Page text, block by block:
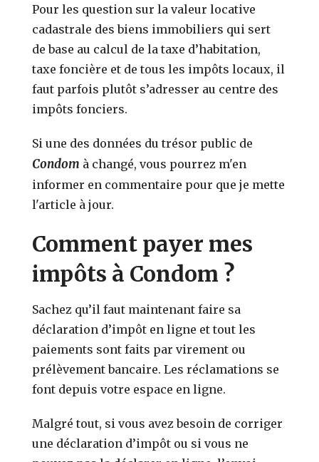
Pour les question sur la valeur locative
cadastrale des biens immobiliers qui sert
de base au calcul de la taxe d’habitation,
taxe foncière et de tous les impôts locaux, il
faut parfois plutôt s’adresser au centre des
impôts fonciers.
Si une des données du trésor public de
Condom à changé, vous pourrez m'en
informer en commentaire pour que je mette
l'article à jour.
Comment payer mes
impôts à Condom ?
Sachez qu’il faut maintenant faire sa
déclaration d’impôt en ligne et tout les
paiements sont faits par virement ou
prélèvement bancaire. Les réclamations se
font depuis votre espace en ligne.
Malgré tout, si vous avez besoin de corriger
une déclaration d’impôt ou si vous ne